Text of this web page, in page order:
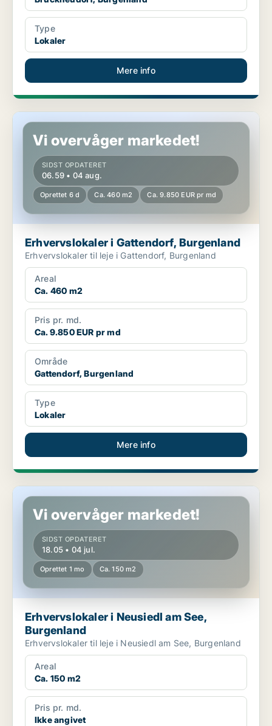
Type
Lokaler
Mere info
Erhvervslokaler i Gattendorf, Burgenland
Vi overvåger markedet!
SIDST OPDATERET
06.59 • 04 aug.
Oprettet 6 d Ca. 460 m2 Ca. 9.850 EUR pr md
Erhvervslokaler i Gattendorf, Burgenland
Erhvervslokaler til leje i Gattendorf, Burgenland
Areal
Ca. 460 m2
Pris pr. md.
Ca. 9.850 EUR pr md
Område
Gattendorf, Burgenland
Type
Lokaler
Mere info
Erhvervslokaler i Neusiedl am See, Burgenland
Vi overvåger markedet!
SIDST OPDATERET
18.05 • 04 jul.
Oprettet 1 mo Ca. 150 m2
Erhvervslokaler i Neusiedl am See,
Burgenland
Erhvervslokaler til leje i Neusiedl am See, Burgenland
Areal
Ca. 150 m2
Pris pr. md.
Ikke angivet